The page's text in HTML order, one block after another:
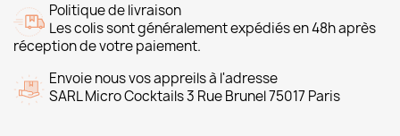
Politique de livraison
Les colis sont généralement expédiés en 48h après
réception de votre paiement.
Envoie nous vos appreils à l'adresse
SARL Micro Cocktails 3 Rue Brunel 75017 Paris